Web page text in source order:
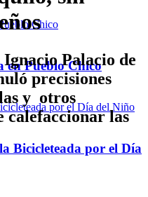
en Pueblo Chico
Bicicleteada por el Día
Palacio de
precisiones
y otros
calefaccionar las